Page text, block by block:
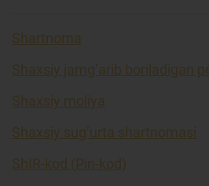
Shartnoma
Shaxsiy jamg’arib boriladigan
Shaxsiy moliya
Shaxsiy sug’urta shartnomasi
ShIR-kod (Pin-kod)